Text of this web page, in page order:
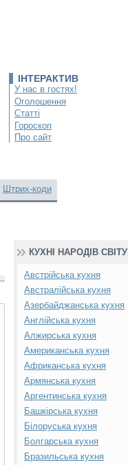
ІНТЕРАКТИВ
У нас в гостях!
Оголошення
Статті
Гороскоп
Про сайт
Штрих-коди
КУХНІ НАРОДІВ СВІТУ
Австрійська кухня
Австралійська кухня
Азербайджанська кухня
Англійська кухня
Алжирська кухня
Американська кухня
Африканська кухня
Армянська кухня
Аргентинська кухня
Башкірська кухня
Білоруська кухня
Болгарська кухня
Бразильська кухня